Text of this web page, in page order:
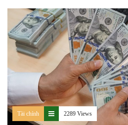
Tài chính 2289 Views